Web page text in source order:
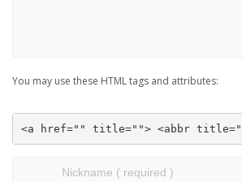
You may use these HTML tags and attributes:
<a href="" title=""> <abbr